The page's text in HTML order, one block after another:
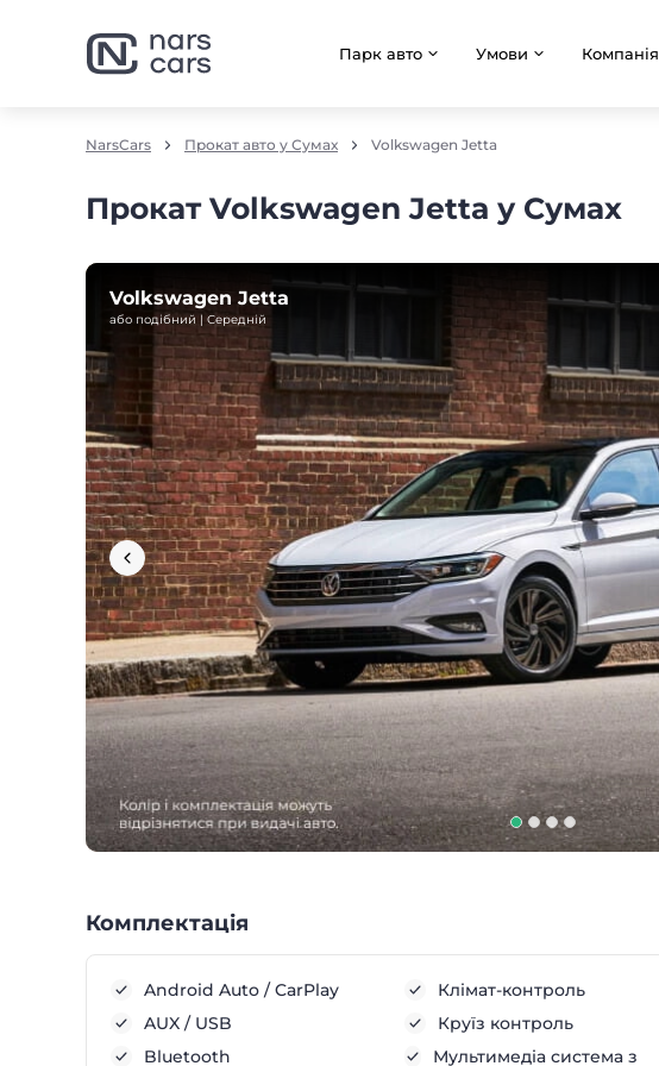
Парк авто Умови Компанія
NarsCars Прокат авто у Сумах Volkswagen Jetta
Прокат Volkswagen Jetta у Сумах
Volkswagen Jetta
або подібний | Середнiй
Комплектація
Android Auto / CarPlay
AUX / USB
Bluetooth
Клімат-контроль
Круїз контроль
Мультимедіа система з